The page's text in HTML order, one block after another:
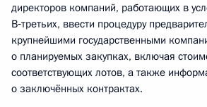
директоров компаний, работающих в
В‑третьих, ввести процедуру
крупнейшими государственными
о планируемых закупках, включая
соответствующих лотов, а также
о заключённых контрактах.